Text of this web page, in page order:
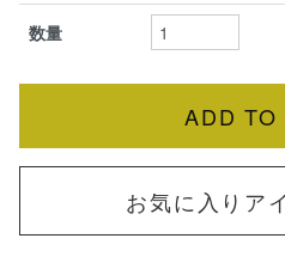
数量
お気に入りア